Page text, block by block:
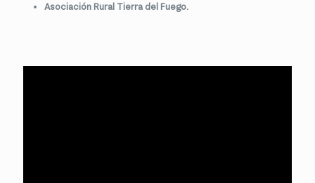
Asociación Rural Tierra del Fuego.